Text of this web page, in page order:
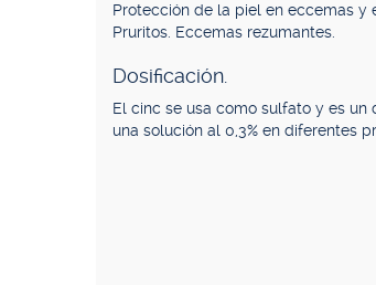
Protección de la piel en eccemas y
Pruritos. Eccemas rezumantes.
Dosificación.
El cinc se usa como sulfato y es
una solución al 0,3% en diferentes